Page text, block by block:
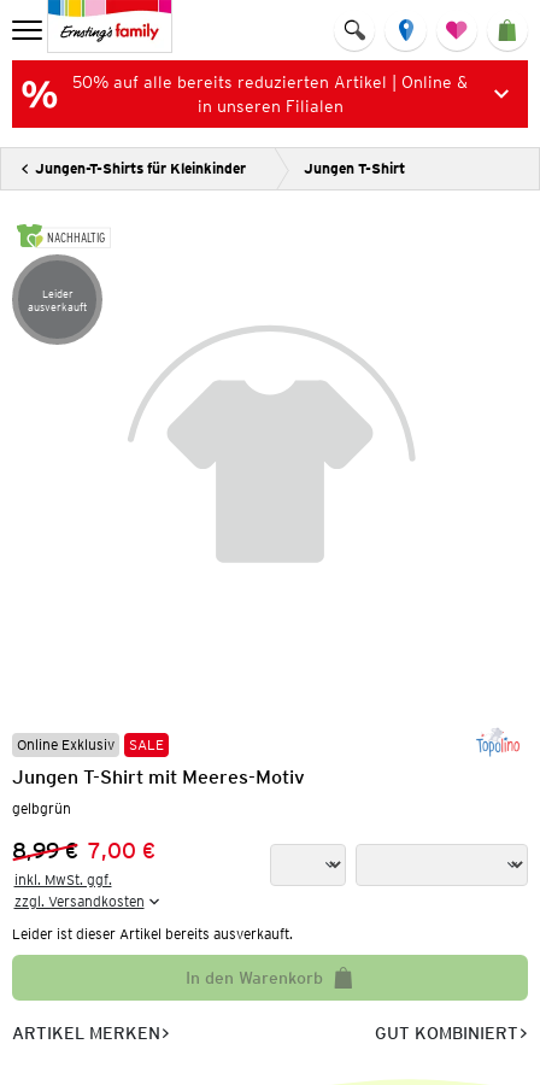
50% auf alle bereits reduzierten Artikel | Online &
in unseren Filialen
Jungen-T-Shirts für Kleinkinder Jungen T-Shirt
NACHHALTIG
Artikel leider ausverkauft
Leider
ausverkauft
Online Exklusiv SALE
Jungen T-Shirt mit Meeres-Motiv
gelbgrün
Vorheriger Preis:
8,99 €
Neuer Preis:
7,00 €
inkl. MwSt. ggf.
zzgl. Versandkosten
Leider ist dieser Artikel bereits ausverkauft.
In den Warenkorb
ARTIKEL MERKEN GUT KOMBINIERT